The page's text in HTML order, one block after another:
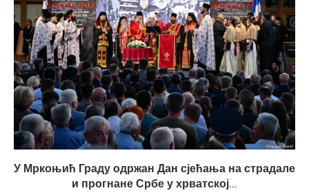
У Мркоњић Граду одржан Дан сјећања на страдале
и прогнане Србе у хрватској...